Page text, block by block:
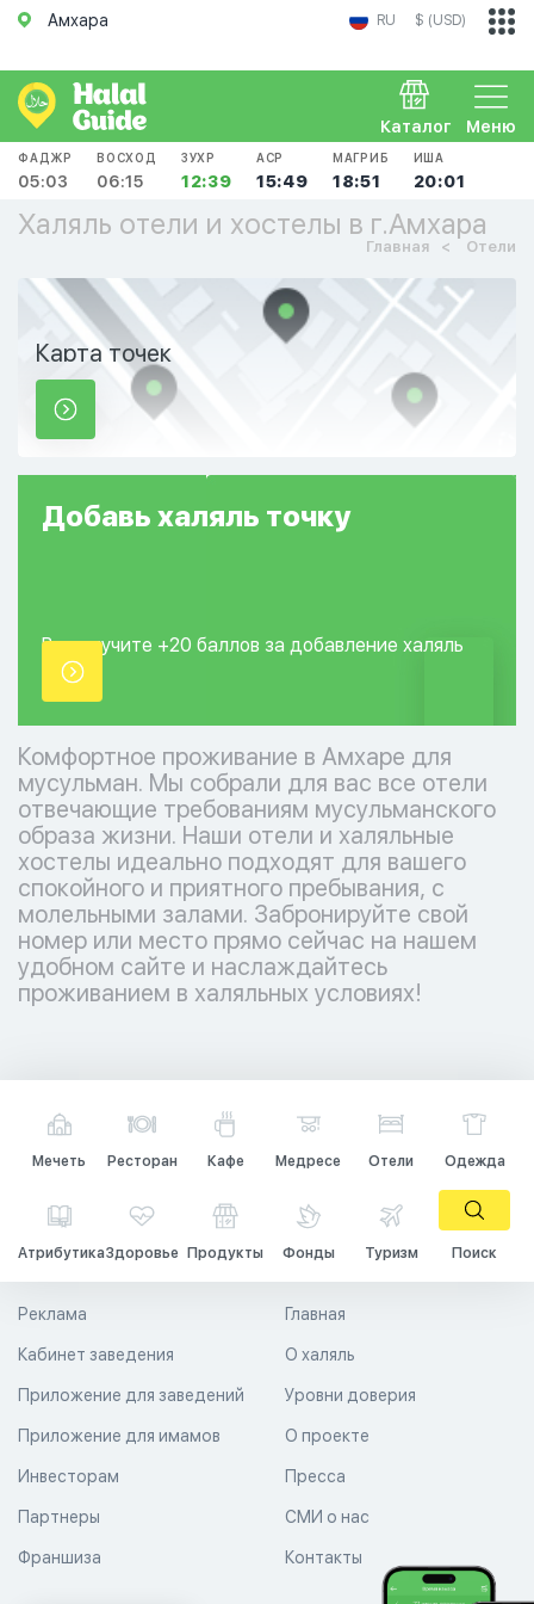
Амхара RU $ (USD)
Меню
Каталог
ФАДЖР
05:03
ВОСХОД
06:15
ЗУХР
12:39
АСР
15:49
МАГРИБ
18:51
ИША
20:01
Халяль отели и хостелы в г.Амхара
Главная Отели
Карта точек
Добавь халяль точку
Вы получите +20 баллов за добавление халяль
точки.
Комфортное проживание в Амхаре для
мусульман. Мы собрали для вас все отели
отвечающие требованиям мусульманского
образа жизни. Наши отели и халяльные
хостелы идеально подходят для вашего
спокойного и приятного пребывания, с
молельными залами. Забронируйте свой
номер или место прямо сейчас на нашем
удобном сайте и наслаждайтесь
проживанием в халяльных условиях!
Мечеть Ресторан Кафе Медресе Отели Одежда
АтрибутикаЗдоровье Продукты Фонды Туризм Поиск
Главная
О халяль
Уровни доверия
Реклама
Кабинет заведения
Приложение для заведений
Приложение для имамов О проекте
Пресса
СМИ о нас
Контакты
Инвесторам
Партнеры
Франшиза